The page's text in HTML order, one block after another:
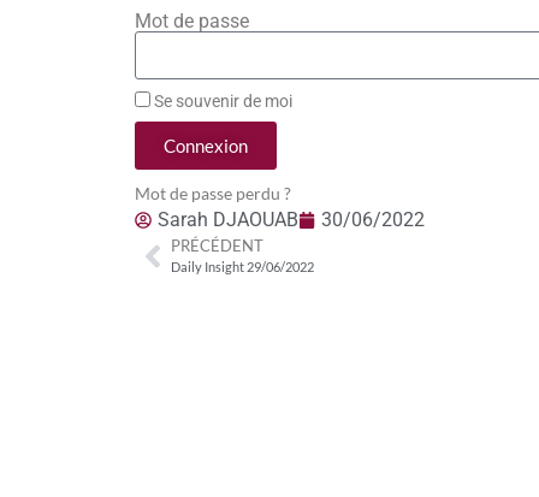
Mot de passe
Se souvenir de moi
Connexion
Mot de passe perdu ?
Sarah DJAOUAB 30/06/2022
PRÉCÉDENT
Daily Insight 29/06/2022